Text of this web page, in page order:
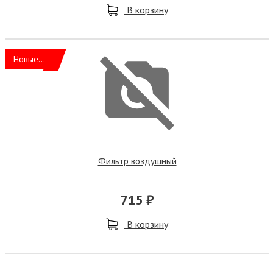
В корзину
Новые...
Фильтр воздушный
715 ₽
В корзину